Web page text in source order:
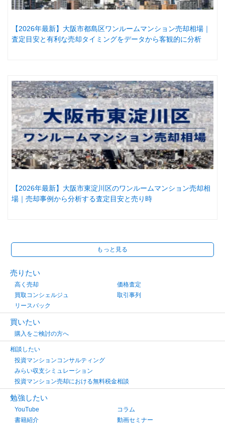
【2026年最新】大阪市都島区ワンルームマンション売却相場｜
査定目安と有利な売却タイミングをデータから客観的に分析
【2026年最新】大阪市東淀川区のワンルームマンション売却相
場｜売却事例から分析する査定目安と売り時
もっと見る
売りたい
高く売却
価格査定
買取コンシェルジュ
取引事列
リースバック
買いたい
購入をご検討の方へ
相談したい
投資マンションコンサルティング
みらい収支シミュレーション
投資マンション売却における無料税金相談
勉強したい
YouTube
コラム
書籍紹介
動画セミナー